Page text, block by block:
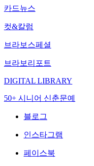
카드뉴스
컷&칼럼
브라보스페셜
브라보리포트
DIGITAL LIBRARY
50+ 시니어 신춘문예
블로그
인스타그램
페이스북